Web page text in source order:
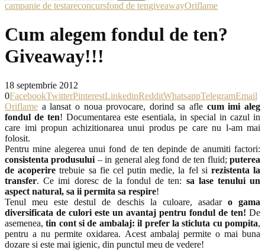
campanie de testareconcursfond de tengiveawayOriflame
Cum alegem fondul de ten?
Giveaway!!!
18 septembrie 2012
0FacebookTwitterPinterestLinkedinRedditWhatsappTelegramEmail
Oriflame a lansat o noua provocare, dorind sa afle cum imi aleg
fondul de ten! Documentarea este esentiala, in special in cazul in
care imi propun achizitionarea unui produs pe care nu l-am mai
folosit.
Pentru mine alegerea unui fond de ten depinde de anumiti factori:
consistenta produsului – in general aleg fond de ten fluid;puterea
de acoperire trebuie sa fie cel putin medie, la fel si rezistenta la
transfer. Ce imi doresc de la fondul de ten: sa lase tenului un
aspect natural, sa ii permita sa respire!
Tenul meu este destul de deschis la culoare, asadar o gama
diversificata de culori este un avantaj pentru fondul de ten! De
asemenea,tin cont si de ambalaj: il prefer la sticluta cu pompita,
pentru a nu permite oxidarea. Acest ambalaj permite o mai buna
dozare si este mai igienic, din punctul meu de vedere!